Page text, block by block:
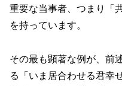
重要な当事者、つまり「
を持っています。
その最も顕著な例が、前
る「いま居合わせる君幸